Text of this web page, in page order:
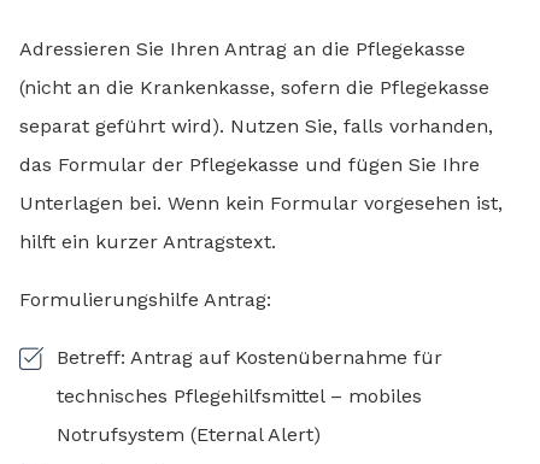
Adressieren Sie Ihren Antrag an die Pflegekasse
(nicht an die Krankenkasse, sofern die Pflegekasse
separat geführt wird). Nutzen Sie, falls vorhanden,
das Formular der Pflegekasse und fügen Sie Ihre
Unterlagen bei. Wenn kein Formular vorgesehen ist,
hilft ein kurzer Antragstext.
Formulierungshilfe Antrag:
Betreff: Antrag auf Kostenübernahme für
technisches Pflegehilfsmittel – mobiles
Notrufsystem (Eternal Alert)